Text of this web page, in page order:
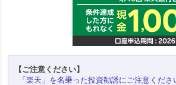
【ご注意ください】
「楽天」を名乗った投資勧誘にご注意くださ